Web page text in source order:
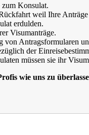
zum Konsulat.
weil Ihre
erdulden.
Visumanträge.
Antragsformularen
der
müssen sie ihr
wie uns zu